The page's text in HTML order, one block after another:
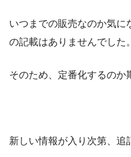
いつまでの販売なのか気に
の記載はありませんでした。
そのため、定番化するのか
新しい情報が入り次第、追